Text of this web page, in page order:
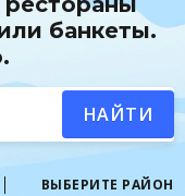
банкеты.
НАЙТИ
ВЫБЕРИТЕ РАЙОН